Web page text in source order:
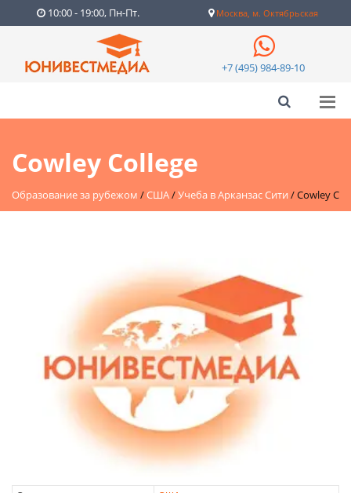
10:00 - 19:00, Пн-Пт. Москва, м. Октябрьская
+7 (495) 984-89-10
Cowley College
Образование за рубежом /США/Учеба в Арканзас Сити /Cowley